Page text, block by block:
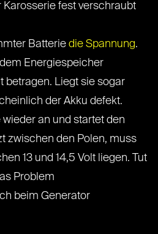
Karosserie fest verschraubt
Batterie die Spannung.
Energiespeicher
betragen. Liegt sie sogar
der Akku defekt.
an und startet den
zwischen den Polen, muss
13 und 14,5 Volt liegen. Tut
Problem
beim Generator